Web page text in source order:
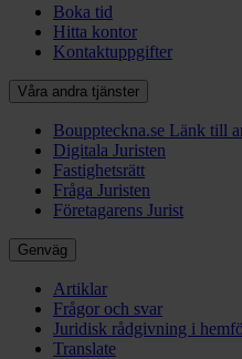
Boka tid
Hitta kontor
Kontaktuppgifter
Våra andra tjänster
Bouppteckna.se Länk till
Digitala Juristen
Fastighetsrätt
Fråga Juristen
Företagarens Jurist
Genväg
Artiklar
Frågor och svar
Juridisk rådgivning i
Translate